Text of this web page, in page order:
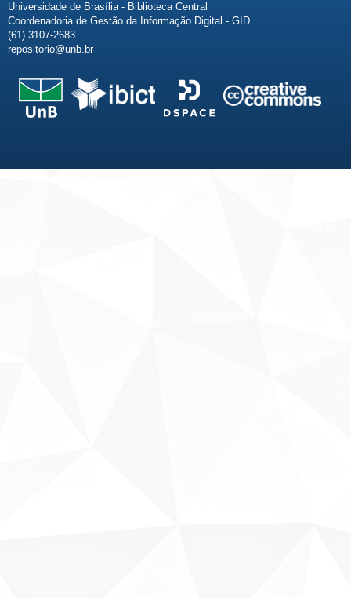
Universidade de Brasília - Biblioteca Central
Coordenadoria de Gestão da Informação Digital - GID
(61) 3107-2683
repositorio@unb.br